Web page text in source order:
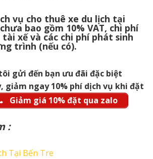
vụ cho thuê xe du lịch tại
bao gồm 10% VAT, chi phí
xế và các chi phí phát sinh
trình (nếu có).
gửi đến bạn ưu đãi đặc biệt
giảm ngay 10% phí dịch vụ khi đặt
Giảm giá 10% đặt qua zalo
:
Tại Bến Tre